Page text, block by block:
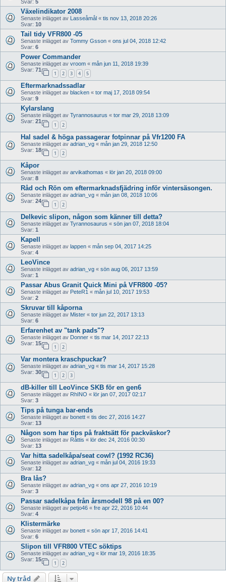
Svar: 5
Växelindikator 2008
Senaste inlägget av Lasseåmål « tis nov 13, 2018 20:26
Svar: 10
Tail tidy VFR800 -05
Senaste inlägget av Tommy Gsson « ons jul 04, 2018 12:42
Svar: 6
Power Commander
Senaste inlägget av vroom « mån jun 11, 2018 19:39
Svar: 71
1 2 3 4 5
Eftermarknadssadlar
Senaste inlägget av blacken « tor maj 17, 2018 09:54
Svar: 9
Kylarslang
Senaste inlägget av Tyrannosaurus « tor mar 29, 2018 13:09
Svar: 21
1 2
Hal sadel & höga passagerar fotpinnar på Vfr1200 FA
Senaste inlägget av adrian_vg « mån jan 29, 2018 12:50
Svar: 18
1 2
Kåpor
Senaste inlägget av arvikathomas « lör jan 20, 2018 09:00
Svar: 8
Råd och Rön om eftermarknadsfjädring inför vintersäsongen.
Senaste inlägget av adrian_vg « mån jan 08, 2018 10:06
Svar: 24
1 2
Delkevic slipon, någon som känner till detta?
Senaste inlägget av Tyrannosaurus « sön jan 07, 2018 18:04
Svar: 1
Kapell
Senaste inlägget av lappen « mån sep 04, 2017 14:25
Svar: 4
LeoVince
Senaste inlägget av adrian_vg « sön aug 06, 2017 13:59
Svar: 1
Passar Abus Granit Quick Mini på VFR800 -05?
Senaste inlägget av PeteR1 « mån jul 10, 2017 19:53
Svar: 2
Skruvar till kåporna
Senaste inlägget av Mister « tor jun 22, 2017 13:13
Svar: 6
Erfarenhet av "tank pads"?
Senaste inlägget av Donner « tis mar 14, 2017 22:13
Svar: 15
1 2
Var montera kraschpuckar?
Senaste inlägget av adrian_vg « tis mar 14, 2017 15:28
Svar: 30
1 2 3
dB-killer till LeoVince SKB för en gen6
Senaste inlägget av RhINO « lör jan 07, 2017 02:17
Svar: 3
Tips på tunga bar-ends
Senaste inlägget av bonett « tis dec 27, 2016 14:27
Svar: 13
Någon som har tips på fraktsätt för packväskor?
Senaste inlägget av Råttis « lör dec 24, 2016 00:30
Svar: 13
Var hitta sadelkåpa/seat cowl? (1992 RC36)
Senaste inlägget av adrian_vg « mån jul 04, 2016 19:33
Svar: 12
Bra lås?
Senaste inlägget av adrian_vg « ons apr 27, 2016 10:19
Svar: 3
Passar sadelkåpa från årsmodell 98 på en 00?
Senaste inlägget av petjo46 « fre apr 22, 2016 10:44
Svar: 4
Klistermärke
Senaste inlägget av bonett « sön apr 17, 2016 14:41
Svar: 6
Slipon till VFR800 VTEC söktips
Senaste inlägget av adrian_vg « lör mar 19, 2016 18:35
Svar: 15
1 2
Ny tråd